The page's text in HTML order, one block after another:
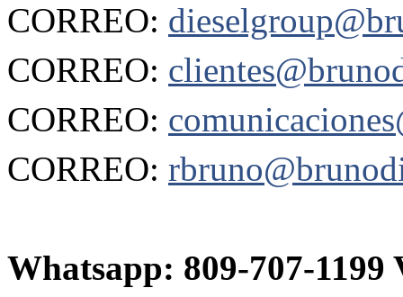
CORREO:
CORREO:
CORREO:
CORREO:
Whatsapp: 809-707-1199